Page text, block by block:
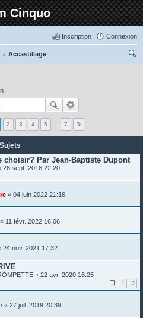
Cinquo
Connexion
Inscription
Accastillage
2 3 4 5 7
Sujets
Par Jean-Baptiste Dupont
28 sept. 2016 22:20
« 04 juin 2022 21:16
« 11 févr. 2022 16:06
24 nov. 2021 17:32
« 22 avr. 2020 16:25
1 2
« 27 juil. 2019 20:39